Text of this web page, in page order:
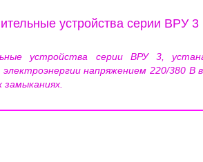
устройства серии ВРУ 3
устройства серии ВРУ 3,
электроэнергии напряжением 220/380
замыканиях.